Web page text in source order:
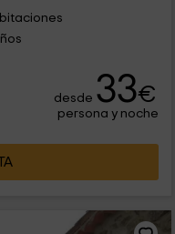
desde 33€
persona y noche